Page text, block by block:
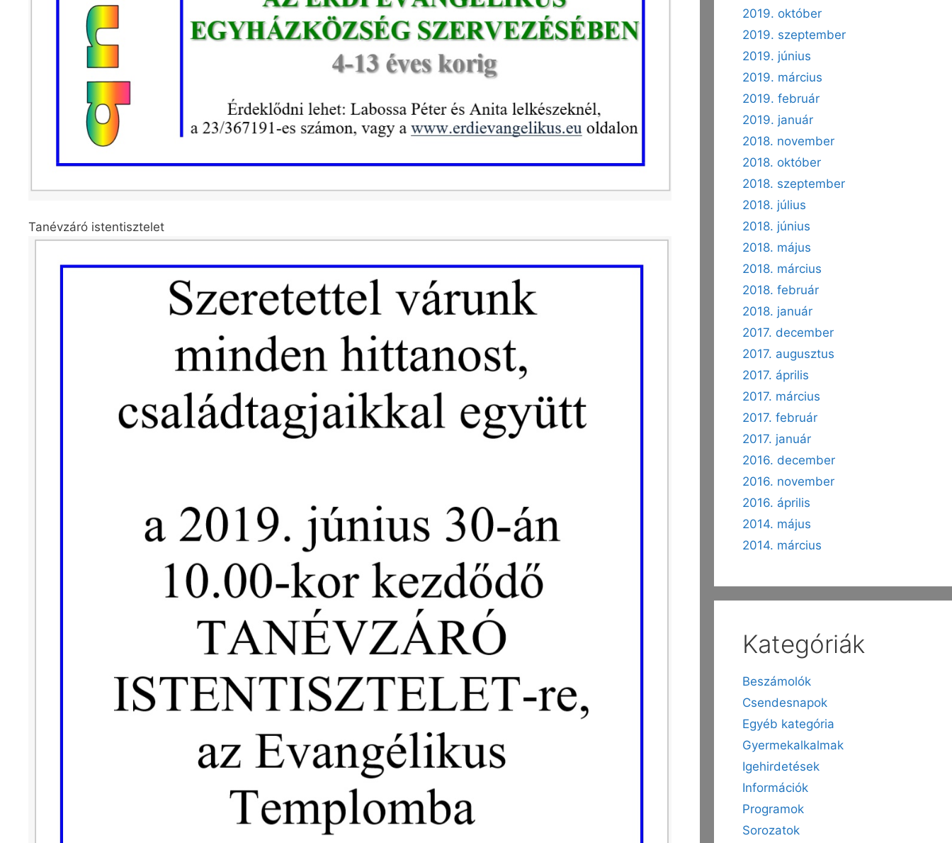
Tanévzáró istentisztelet
2019. október
2019. szeptember
2019. június
2019. március
2019. február
2019. január
2018. november
2018. október
2018. szeptember
2018. július
2018. június
2018. május
2018. március
2018. február
2018. január
2017. december
2017. augusztus
2017. április
2017. március
2017. február
2017. január
2016. december
2016. november
2016. április
2014. május
2014. március
Kategóriák
Beszámolók
Csendesnapok
Egyéb kategória
Gyermekalkalmak
Igehirdetések
Információk
Programok
Sorozatok